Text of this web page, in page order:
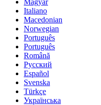
Magyar
Italiano
Macedonian
Norwegian
Português
Português
Română
Русский
Español
Svenska
Türkçe
Українська